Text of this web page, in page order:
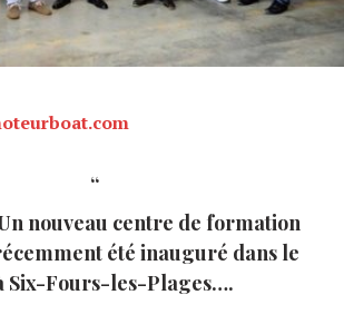
nouveau centre de formation
été inauguré dans le
Six-Fours-les-Plages….